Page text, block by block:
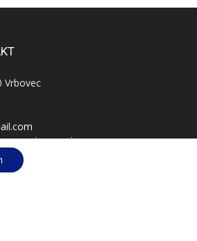
Vrbovec